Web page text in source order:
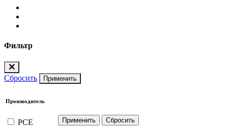
Фильтр
Сбросить Применить
Производитель
PCE